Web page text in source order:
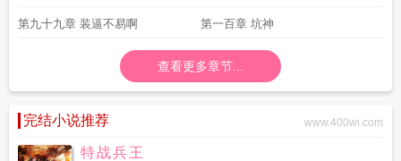
第九十九章 装逼不易啊 第一百章 坑神
查看更多章节...
完结小说推荐 www.400wi.com
特战兵王